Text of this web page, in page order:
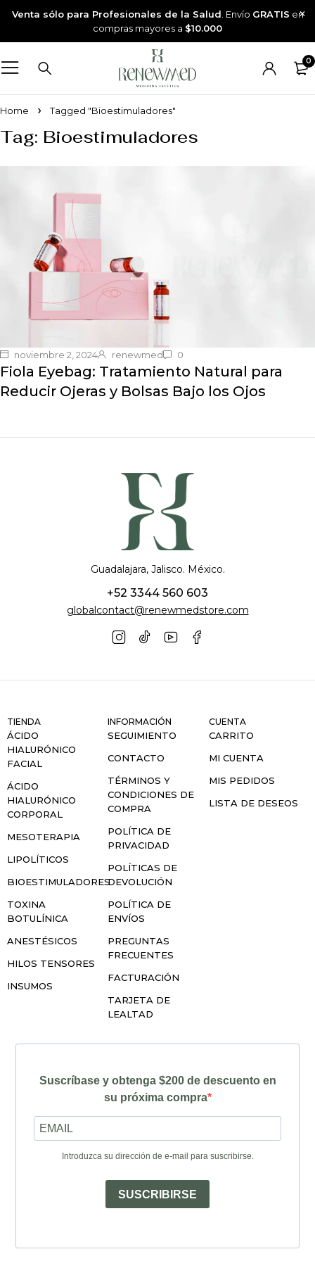
Venta sólo para Profesionales de la Salud . Envío GRATIS en
compras mayores a $10.000
0
Home Tagged "Bioestimuladores"
Tag: Bioestimuladores
noviembre 2, 2024 renewmed 0
Fiola Eyebag: Tratamiento Natural para
Reducir Ojeras y Bolsas Bajo los Ojos
Guadalajara, Jalisco. México.
+52 3344 560 603
globalcontact@renewmedstore.com
TIENDA
ÁCIDO
HIALURÓNICO
FACIAL
ÁCIDO
HIALURÓNICO
CORPORAL
MESOTERAPIA
LIPOLÍTICOS
BIOESTIMULADORES
TOXINA
BOTULÍNICA
ANESTÉSICOS
HILOS TENSORES
INSUMOS
INFORMACIÓN
SEGUIMIENTO
CONTACTO
TÉRMINOS Y
CONDICIONES DE
COMPRA
POLÍTICA DE
PRIVACIDAD
POLÍTICAS DE
DEVOLUCIÓN
POLÍTICA DE
ENVÍOS
PREGUNTAS
FRECUENTES
FACTURACIÓN
TARJETA DE
LEALTAD
CUENTA
CARRITO
MI CUENTA
MIS PEDIDOS
LISTA DE DESEOS
Suscríbase y obtenga $200 de descuento en
su próxima compra
Introduzca su dirección de e-mail para suscribirse.
SUSCRIBIRSE